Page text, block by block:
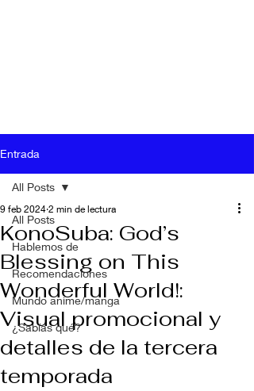
Entrada
All Posts
Hablemos de
Recomendaciones
Mundo anime/manga
¿Sabías qué?
All Posts
KonoSuba: God’s
Blessing on This
Wonderful World!:
Visual promocional y
detalles de la tercera
temporada
9 feb 2024 2 min de lectura